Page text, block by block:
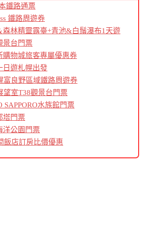
鐵路通票
鐵路周遊券
森林精靈露臺+青池&白鬚瀑布1天遊
景台門票
購物城旅客專屬優惠券
日遊札幌出發
富良野區域鐵路周遊券
望室T38觀景台門票
SAPPORO水族館門票
塔門票
洋公園門票
飯店訂房比價優惠